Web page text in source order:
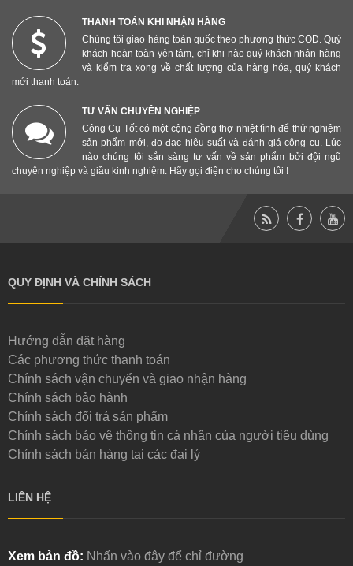
THANH TOÁN KHI NHẬN HÀNG
Chúng tôi giao hàng toàn quốc theo phương thức COD. Quý
khách hoàn toàn yên tâm, chỉ khi nào quý khách nhận hàng
và kiểm tra xong về chất lượng của hàng hóa, quý khách
mới thanh toán.
TƯ VẤN CHUYÊN NGHIỆP
Công Cụ Tốt có một cộng đồng thợ nhiệt tình để thử nghiệm
sản phẩm mới, đo đạc hiệu suất và đánh giá công cụ. Lúc
nào chúng tôi sẵn sàng tư vấn về sản phẩm bởi đội ngũ
chuyên nghiệp và giầu kinh nghiệm. Hãy gọi điện cho chúng tôi !
QUY ĐỊNH VÀ CHÍNH SÁCH
Hướng dẫn đặt hàng
Các phương thức thanh toán
Chính sách vận chuyển và giao nhận hàng
Chính sách bảo hành
Chính sách đổi trả sản phẩm
Chính sách bảo vệ thông tin cá nhân của người tiêu dùng
Chính sách bán hàng tại các đại lý
LIÊN HỆ
Xem bản đồ: Nhấn vào đây để chỉ đường